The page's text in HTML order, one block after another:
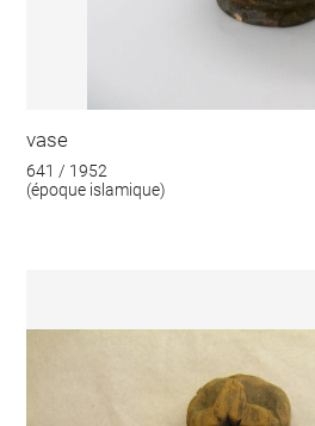
vase
641 / 1952
(époque islamique)